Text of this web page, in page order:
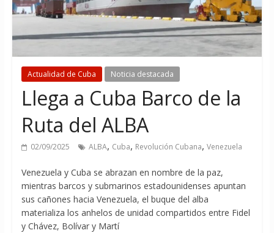
Actualidad de Cuba Noticia destacada
Llega a Cuba Barco de la
Ruta del ALBA
02/09/2025 ALBA, Cuba, Revolución Cubana, Venezuela
Venezuela y Cuba se abrazan en nombre de la paz,
mientras barcos y submarinos estadounidenses apuntan
sus cañones hacia Venezuela, el buque del alba
materializa los anhelos de unidad compartidos entre Fidel
y Chávez, Bolívar y Martí